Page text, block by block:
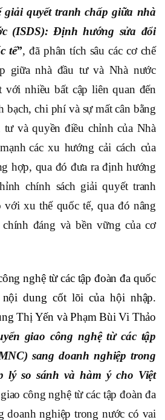
giải quyết tranh chấp giữa nhà
(ISDS): Định hướng sửa đổi
tế”,đã phân tích sâu các cơ chế
giữa nhà đầu tư và Nhà nước
với nhiều bất cập liên quan đến
chi phí và sự mất cân bằng
tư và quyền điều chỉnh của Nhà
các xu hướng cải cách của
hợp, qua đó đưa ra định hướng
chính sách giải quyết tranh
với xu thế quốc tế, qua đó nâng
đáng và bền vững của cơ
nghệ từ các tập đoàn đa quốc
dung cốt lõi của hội nhập.
Thị Yến và Phạm Bùi Vi Thảo
giao công nghệ từcác tập
) sang doanh nghiệp trong
lý so sánh và hàm ý cho Việt
công nghệ từ các tập đoàn đa
doanh nghiệp trong nước có vai